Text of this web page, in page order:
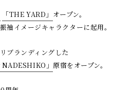
「THE YARD」 オープン。
袖イメージキャラクターに起用。
ブランディングした
」 原宿をオープン。